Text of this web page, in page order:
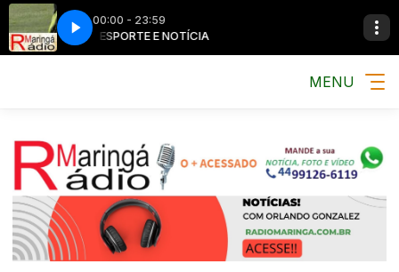
00:00 - 23:59
MÚSICA, ESPORTE E NOTÍCIA MÚSICA,
MENU